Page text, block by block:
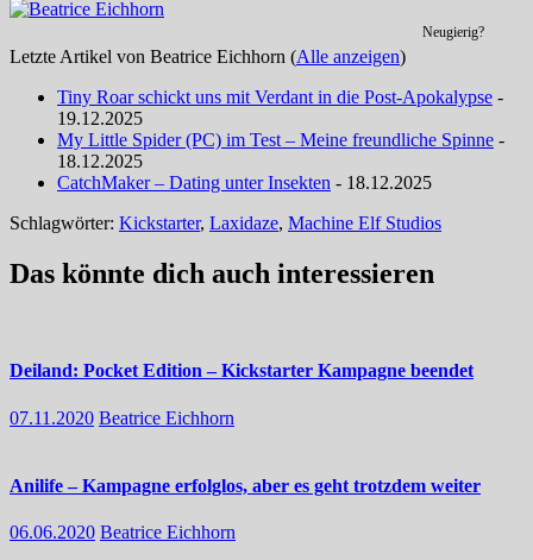
Neugierig?
Letzte Artikel von Beatrice Eichhorn (Alle anzeigen)
Tiny Roar schickt uns mit Verdant in die Post-Apokalypse -
19.12.2025
My Little Spider (PC) im Test – Meine freundliche Spinne -
18.12.2025
CatchMaker – Dating unter Insekten - 18.12.2025
Schlagwörter: Kickstarter, Laxidaze, Machine Elf Studios
Das könnte dich auch interessieren
Deiland: Pocket Edition – Kickstarter Kampagne beendet
07.11.2020 Beatrice Eichhorn
Anilife – Kampagne erfolglos, aber es geht trotzdem weiter
06.06.2020 Beatrice Eichhorn